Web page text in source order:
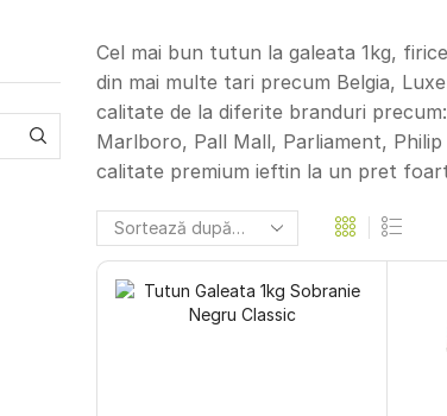
Cel mai bun tutun la galeata 1kg,
din mai multe tari precum Belgia,
calitate de la diferite branduri
Marlboro, Pall Mall, Parliament,
calitate premium ieftin la un pret